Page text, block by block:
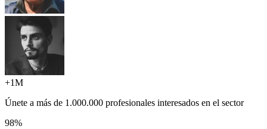
+1M
Únete a más de 1.000.000 profesionales interesados en el sector
98%